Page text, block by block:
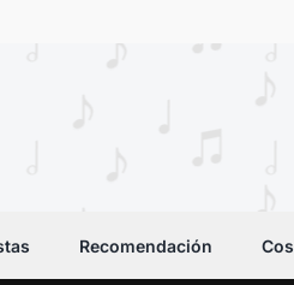
Recomendación